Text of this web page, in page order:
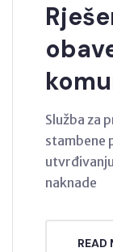
Služba za
stambene
naknade
READ